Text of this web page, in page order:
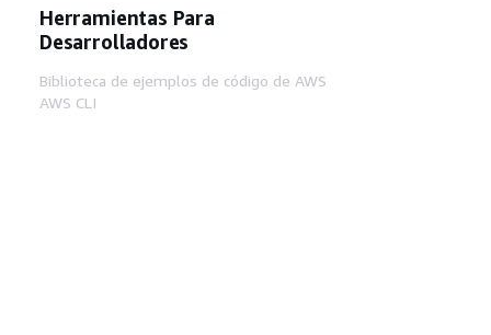
Herramientas Para
Desarrolladores
Biblioteca de ejemplos de código de AWS
AWS CLI